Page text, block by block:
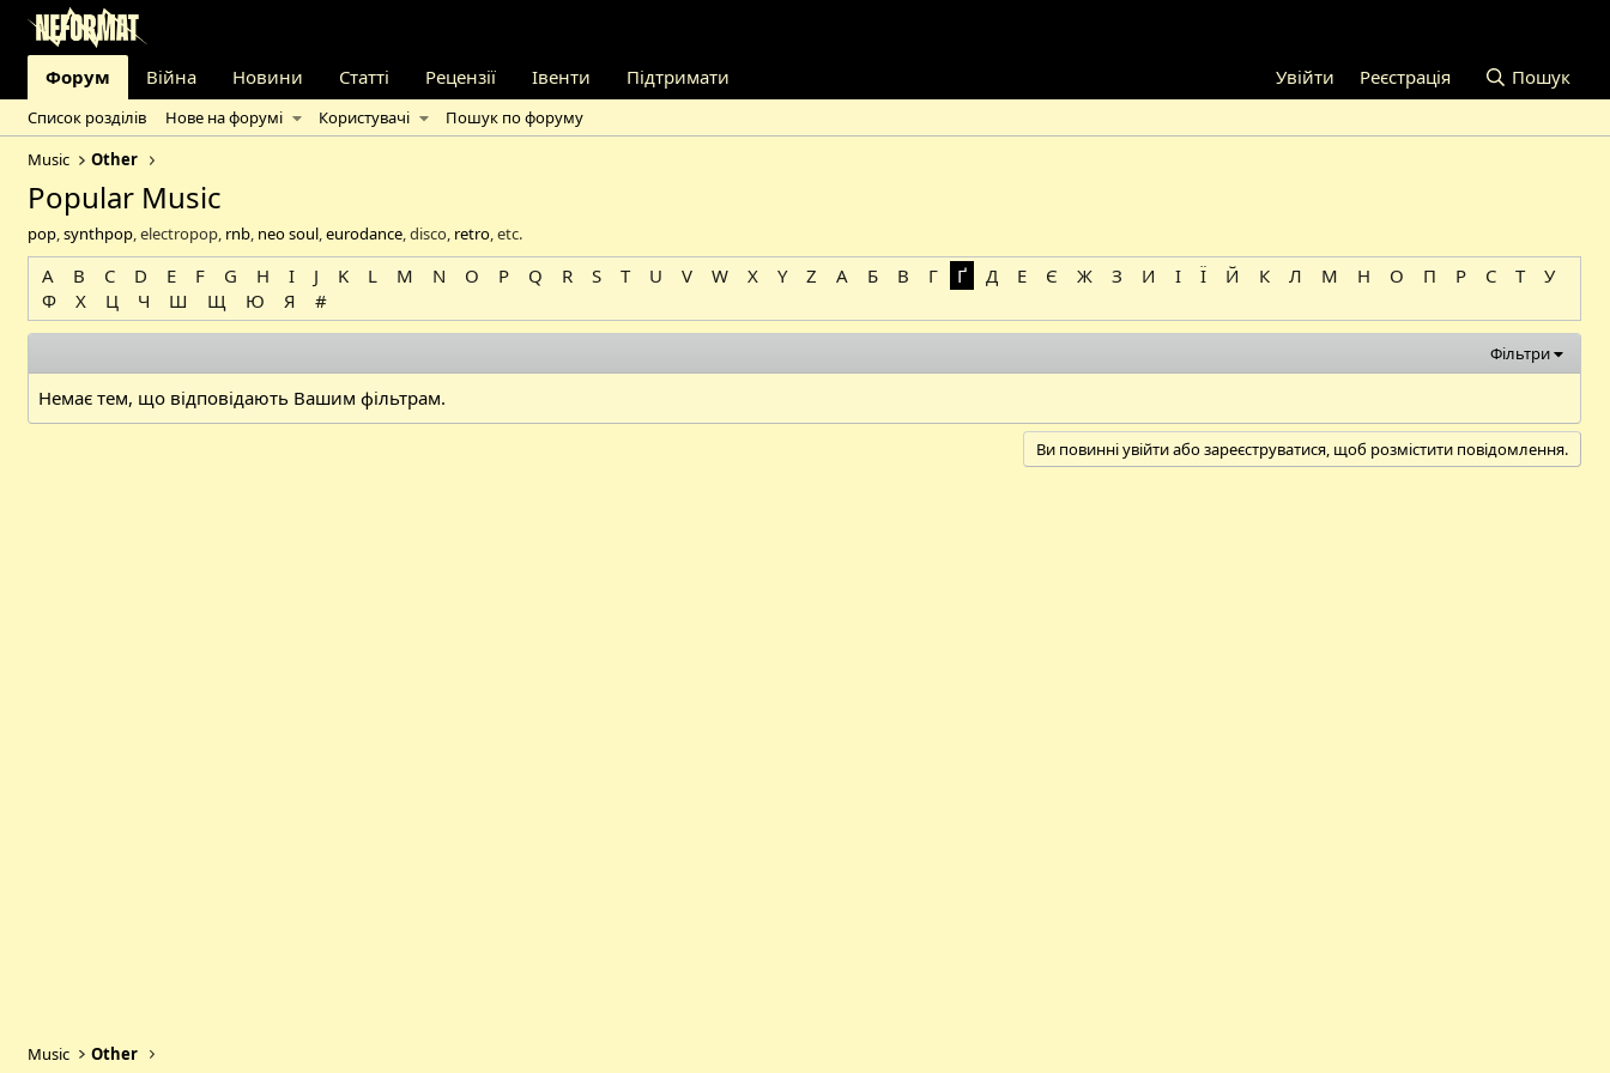
Форум Війна Новини Статті Рецензії Івенти Підтримати Увійти Реєстрація Пошук
Список розділів Нове на форумі Користувачі
Пошук по форуму
Music
Other
Popular Music
pop,synthpop, electropop, rnb, neo soul,eurodance, disco, retro, etc.
A B C D E F G H I J K L M N O P Q R S T U V W X Y Z А Б В Г Ґ Д Е Є Ж З И І Ї Й К Л М Н О П Р С Т
У
Ф
Х Ц Ч Ш Щ Ю Я #
Фільтри
Немає тем, що відповідають Вашим фільтрам.
Ви повинні увійти або зареєструватися, щоб розмістити повідомлення.
Music Other